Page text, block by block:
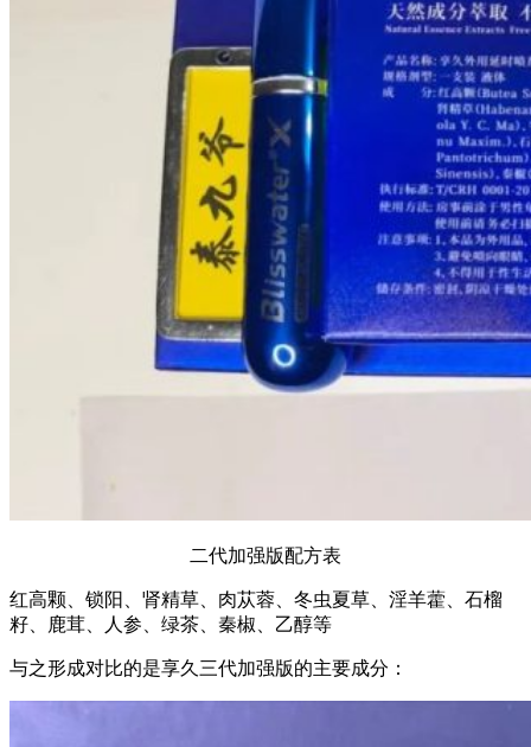
二代加强版配方表
红高颗、锁阳、肾精草、肉苁蓉、冬虫夏草、淫羊藿、石榴
籽、鹿茸、人参、绿茶、秦椒、乙醇等
与之形成对比的是享久三代加强版的主要成分：